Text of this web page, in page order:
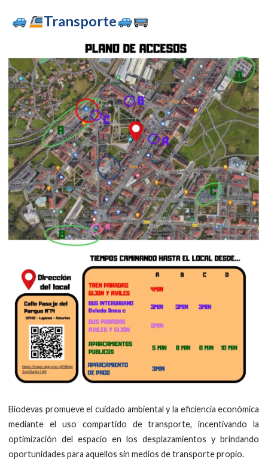
Transporte
Biodevas promueve el cuidado ambiental y la eficiencia económica
mediante el uso compartido de transporte, incentivando la
optimización del espacio en los desplazamientos y brindando
oportunidades para aquellos sin medios de transporte propio.